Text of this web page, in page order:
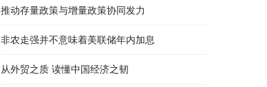
推动存量政策与增量政策协同发力
非农走强并不意味着美联储年内加息
从外贸之质 读懂中国经济之韧